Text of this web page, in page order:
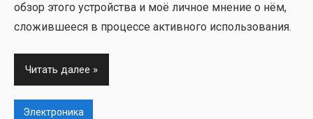
обзор это­го устрой­ства и моё лич­ное мне­ние о нём,
сло­жив­ше­е­ся в про­цес­се актив­но­го исполь­зо­ва­ния.
Читать далее
Электроника